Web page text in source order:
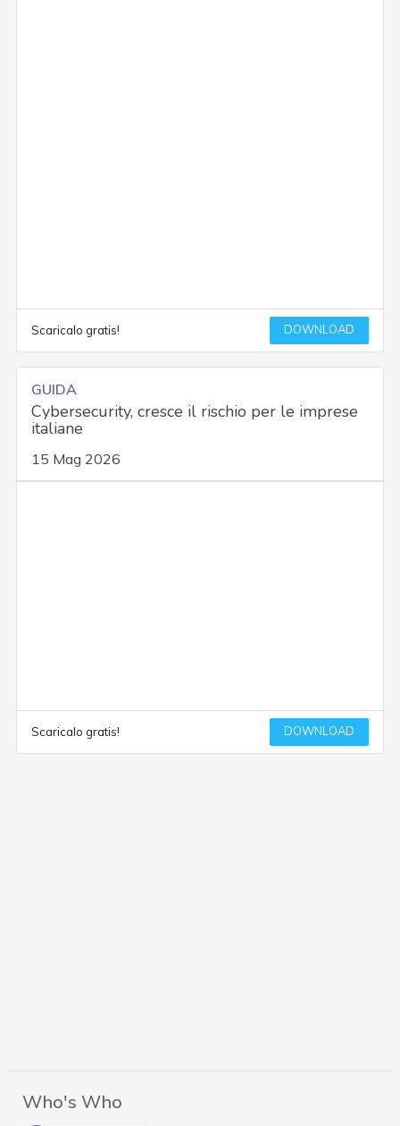
Scaricalo gratis! DOWNLOAD
GUIDA
Cybersecurity, cresce il rischio per le imprese
italiane
15 Mag 2026
Scaricalo gratis! DOWNLOAD
Who's Who